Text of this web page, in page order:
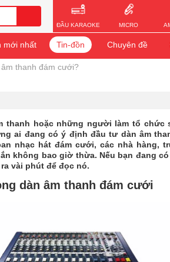
ĐẦU KARAOKE MICRO
mới nhất Tin-đồn Chuyên đề
thanh đám cưới?
hoặc những người làm tổ chức
ai đang có ý định đầu tư dàn âm
nhạc hát đám cưới, các nhà hàng,
không bao giờ thừa. Nếu bạn đang
vài phút để đọc nó.
dàn âm thanh đám cưới